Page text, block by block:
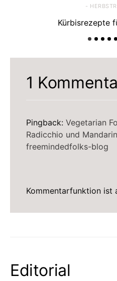
-
Kürbisrezepte
1
Pingback: Vegetarian
Radicchio und
freemindedfolks-blog
Kommentarfunktion ist
Editorial